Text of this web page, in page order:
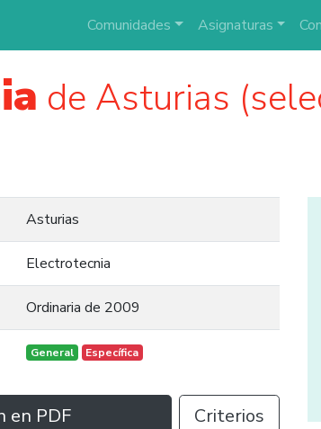
Comunidades Asignaturas
de Asturias
Asturias
Electrotecnia
Ordinaria de 2009
General Específica
en PDF Criterios